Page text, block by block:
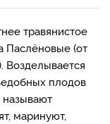
травянистое
Паслёновые (от
Возделывается
плодов
маринуют,